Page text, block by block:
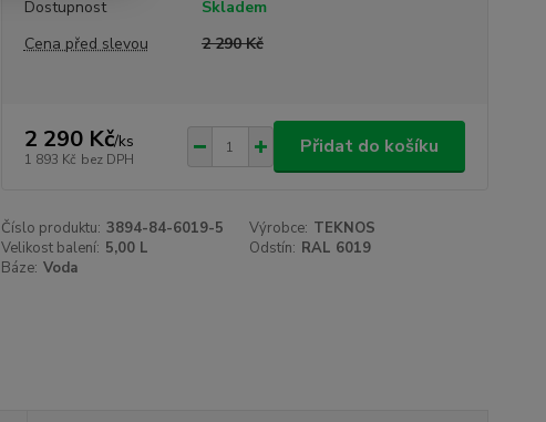
Dostupnost
Skladem
Cena před slevou
2 290 Kč
2 290 Kč/ks
1 893 Kč bez DPH
Přidat do košíku
Číslo produktu: 3894-84-6019-5 Výrobce: TEKNOS
Velikost balení: 5,00 L Odstín: RAL 6019
Báze: Voda